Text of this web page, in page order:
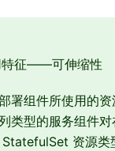
特征——可伸缩性
署组件所使用的
类型的服务组件
资源类